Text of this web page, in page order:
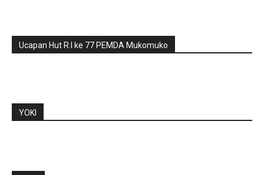
Ucapan Hut R.I ke 77 PEMDA Mukomuko
YOKI